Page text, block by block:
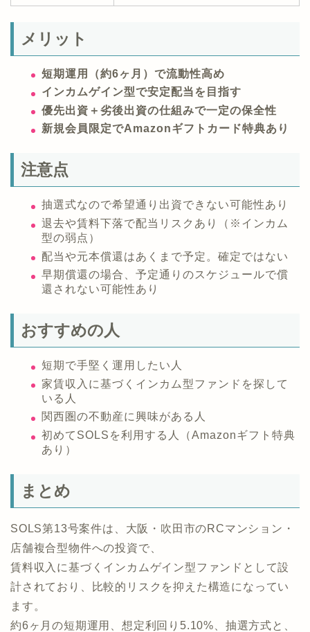
メリット
短期運用（約6ヶ月）で流動性高め
インカムゲイン型で安定配当を目指す
優先出資＋劣後出資の仕組みで一定の保全性
新規会員限定でAmazonギフトカード特典あり
注意点
抽選式なので希望通り出資できない可能性あり
退去や賃料下落で配当リスクあり（※インカム
型の弱点）
配当や元本償還はあくまで予定。確定ではない
早期償還の場合、予定通りのスケジュールで償
還されない可能性あり
おすすめの人
短期で手堅く運用したい人
家賃収入に基づくインカム型ファンドを探して
いる人
関西圏の不動産に興味がある人
初めてSOLSを利用する人（Amazonギフト特典
あり）
まとめ
SOLS第13号案件は、大阪・吹田市のRCマンション・
店舗複合型物件への投資で、
賃料収入に基づくインカムゲイン型ファンドとして設
計されており、比較的リスクを抑えた構造になってい
ます。
約6ヶ月の短期運用、想定利回り5.10%、抽選方式と、